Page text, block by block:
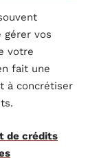
gérer vos
votre
fait une
à concrétiser
de crédits